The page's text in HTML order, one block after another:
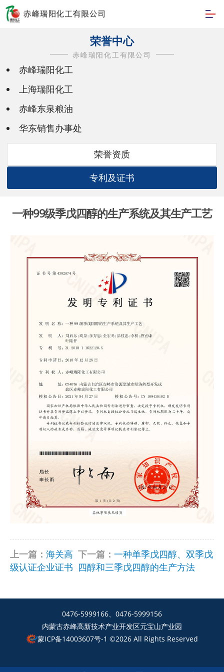
荣誉中心
赤峰瑞阳化工有限公司
赤峰瑞阳化工
上海瑞阳化工
赤峰东泉粮油
华东销售办事处
荣誉资质
专利及证书
一种99级季戊四醇的生产系统及其生产工艺
上一篇： 海关高
级认证企业证书
下一篇： 一种单季戊四醇、双季戊
四醇和三季戊四醇的生产方法
0476-5999166、0476-5999156
内蒙古赤峰高新技术产业开发区元宝山产业园
蒙ICP备14003607号-1 ©2026 All Rights Reserved